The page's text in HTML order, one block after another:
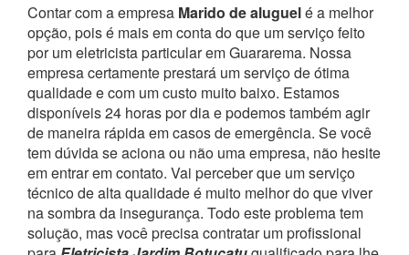
Contar com a empresa Marido de aluguelé a melhor
opção, pois é mais em conta do que um serviço feito
por um eletricista particular em Guararema. Nossa
empresa certamente prestará um serviço de ótima
qualidade e com um custo muito baixo. Estamos
disponíveis 24 horas por dia e podemos também agir
de maneira rápida em casos de emergência. Se você
tem dúvida se aciona ou não uma empresa, não hesite
em entrar em contato. Vai perceber que um serviço
técnico de alta qualidade é muito melhor do que viver
na sombra da insegurança. Todo este problema tem
solução, mas você precisa contratar um profissional